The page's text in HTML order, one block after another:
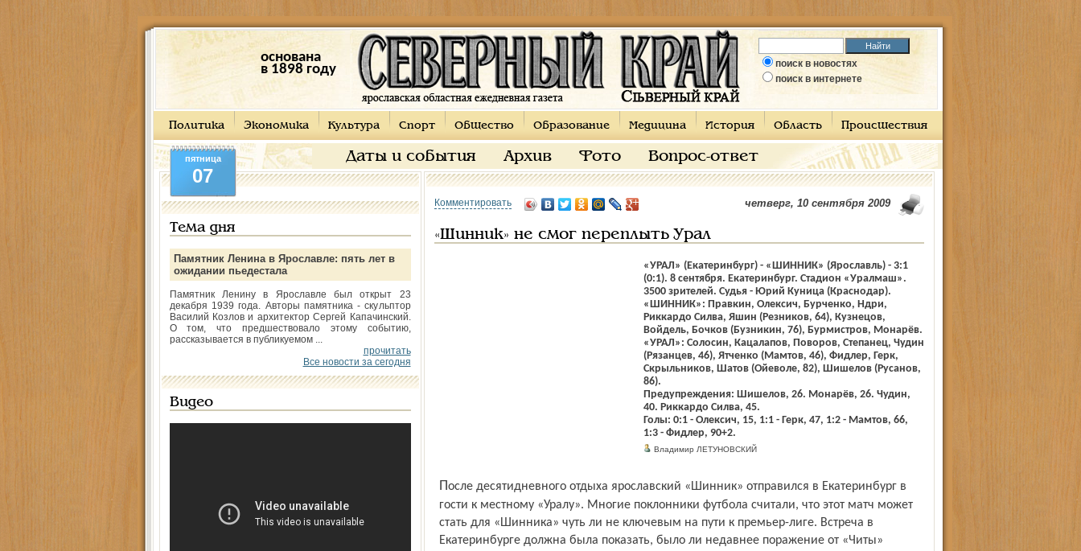
основана
в 1898 году
поиск в новостях
поиск в интернете
Политика Экономика Культура Спорт Общество Образование Медицина История Область Происшествия
Даты и события Архив Фото Вопрос-ответ
пятница
07
Тема дня
Памятник Ленина в Ярославле: пять лет в
ожидании пьедестала
Памятник Ленину в Ярославле был открыт 23
декабря 1939 года. Авторы памятника - скульптор
Василий Козлов и архитектор Сергей Капачинский.
О том, что предшествовало этому событию,
рассказывается в публикуемом ...
прочитать
Все новости за сегодня
Видео
Комментировать четверг, 10 сентября 2009
«Шинник» не смог переплыть Урал
«УРАЛ» (Екатеринбург) - «ШИННИК» (Ярославль) - 3:1
(0:1). 8 сентября. Екатеринбург. Стадион «Уралмаш».
3500 зрителей. Судья - Юрий Куница (Краснодар).
«ШИННИК»: Правкин, Олексич, Бурченко, Ндри,
Риккардо Силва, Яшин (Резников, 64), Кузнецов,
Войдель, Бочков (Бузникин, 76), Бурмистров, Монарёв.
«УРАЛ»: Солосин, Кацалапов, Поворов, Степанец, Чудин
(Рязанцев, 46), Ятченко (Мамтов, 46), Фидлер, Герк,
Скрыльников, Шатов (Ойеволе, 82), Шишелов (Русанов,
86).
Предупреждения: Шишелов, 26. Монарёв, 26. Чудин,
40. Риккардо Силва, 45.
Голы: 0:1 - Олексич, 15, 1:1 - Герк, 47, 1:2 - Мамтов, 66,
1:3 - Фидлер, 90+2.
Владимир ЛЕТУНОВСКИЙ
После десятидневного отдыха ярославский «Шинник» отправился в Екатеринбург в
гости к местному «Уралу». Многие поклонники футбола считали, что этот матч может
стать для «Шинника» чуть ли не ключевым на пути к премьер-лиге. Встреча в
Екатеринбурге должна была показать, было ли недавнее поражение от «Читы»